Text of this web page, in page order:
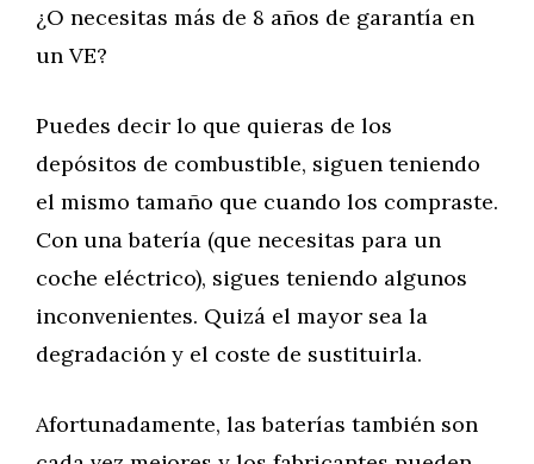
¿O necesitas más de 8 años de garantía en
un VE?
Puedes decir lo que quieras de los
depósitos de combustible, siguen teniendo
el mismo tamaño que cuando los compraste.
Con una batería (que necesitas para un
coche eléctrico), sigues teniendo algunos
inconvenientes. Quizá el mayor sea la
degradación y el coste de sustituirla.
Afortunadamente, las baterías también son